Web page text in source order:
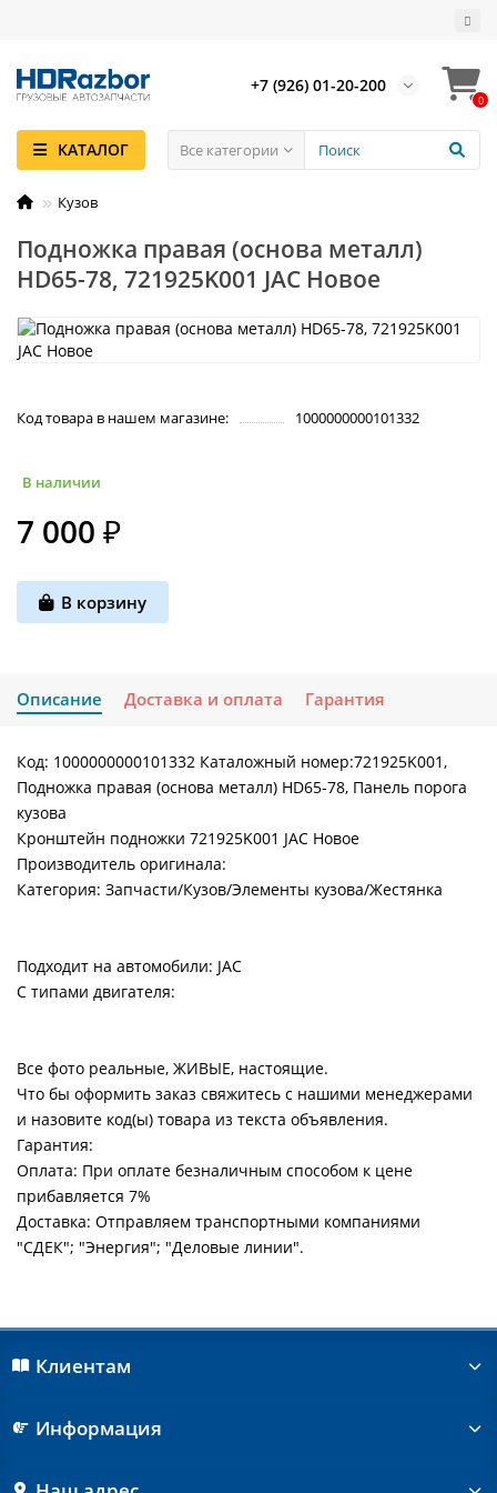
+7 (926) 01-20-200
0
КАТАЛОГ Все категории
Кузов
Подножка правая (основа металл)
HD65-78, 721925K001 JAC Новое
Код товара в нашем магазине: 1000000000101332
В наличии
7 000 ₽
В корзину
Описание Доставка и оплата Гарантия
Код: 1000000000101332 Каталожный номер:721925K001,
Подножка правая (основа металл) HD65-78, Панель порога
кузова
Кронштейн подножки 721925K001 JAC Новое
Производитель оригинала:
Категория: Запчасти/Кузов/Элементы кузова/Жестянка
Подходит на автомобили: JAC
С типами двигателя:
Все фото реальные, ЖИВЫЕ, настоящие.
Что бы оформить заказ свяжитесь с нашими менеджерами
и назовите код(ы) товара из текста объявления.
Гарантия:
Оплата: При оплате безналичным способом к цене
прибавляется 7%
Доставка: Отправляем транспортными компаниями
"СДЕК"; "Энергия"; "Деловые линии".
Клиентам
Информация